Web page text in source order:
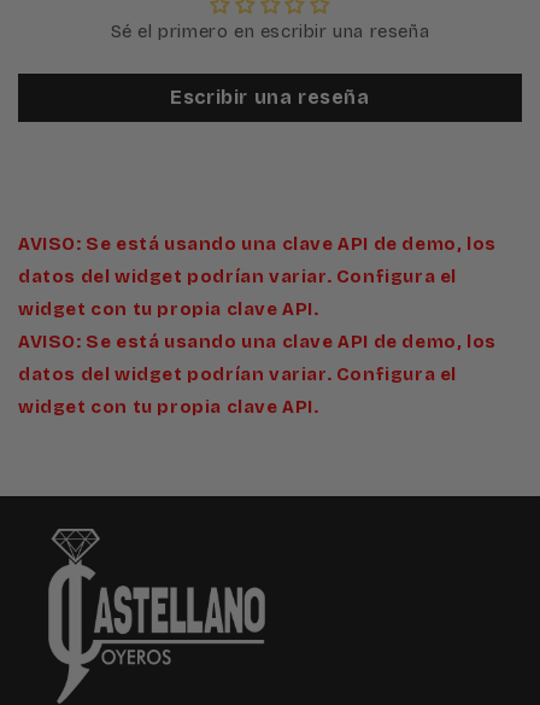
Sé el primero en escribir una reseña
Escribir una reseña
AVISO: Se está usando una clave API de demo, los
datos del widget podrían variar. Configura el
widget con tu propia clave API.
AVISO: Se está usando una clave API de demo, los
datos del widget podrían variar. Configura el
widget con tu propia clave API.